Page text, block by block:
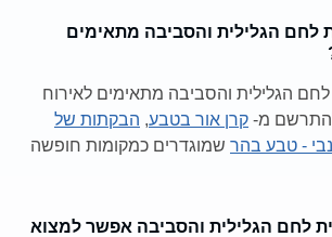
לחם הגלילית והסביבה מתאימים
הגלילית והסביבה מתאימים לאירוח
מ- קרן אור בטבע, הבקתות של
- טבע בהר שמוגדרים כמקומות חופשה
לחם הגלילית והסביבה אפשר למצוא